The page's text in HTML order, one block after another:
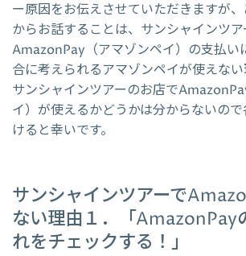
ー原因をお伝えさせていただきますが
からお話することは、サンシャインツ
AmazonPay（アマゾンペイ）の支払い
合に考えられるアマゾンペイが使えな
サンシャインツアーのお店で
イ）が使えるかどうかは分からないの
けると幸いです。
サンシャインツアーで
ない理由１．「AmazonPay
れをチェックする！」